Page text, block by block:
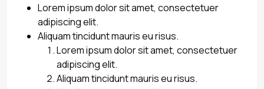
Lorem ipsum dolor sit amet, consectetuer
adipiscing elit.
Aliquam tincidunt mauris eu risus.
Lorem ipsum dolor sit amet, consectetuer
adipiscing elit.
Aliquam tincidunt mauris eu risus.